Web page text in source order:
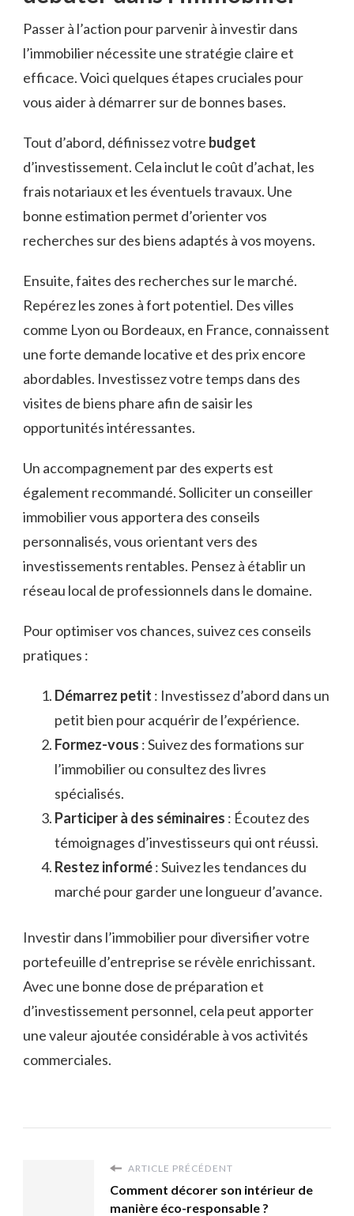
Passer à l’action pour parvenir à investir dans
l’immobilier nécessite une stratégie claire et
efficace. Voici quelques étapes cruciales pour
vous aider à démarrer sur de bonnes bases.
Tout d’abord, définissez votre budget
d’investissement. Cela inclut le coût d’achat, les
frais notariaux et les éventuels travaux. Une
bonne estimation permet d’orienter vos
recherches sur des biens adaptés à vos moyens.
Ensuite, faites des recherches sur le marché.
Repérez les zones à fort potentiel. Des villes
comme Lyon ou Bordeaux, en France, connaissent
une forte demande locative et des prix encore
abordables. Investissez votre temps dans des
visites de biens phare afin de saisir les
opportunités intéressantes.
Un accompagnement par des experts est
également recommandé. Solliciter un conseiller
immobilier vous apportera des conseils
personnalisés, vous orientant vers des
investissements rentables. Pensez à établir un
réseau local de professionnels dans le domaine.
Pour optimiser vos chances, suivez ces conseils
pratiques :
Démarrez petit : Investissez d’abord dans un
petit bien pour acquérir de l’expérience.
Formez-vous : Suivez des formations sur
l’immobilier ou consultez des livres
spécialisés.
Participer à des séminaires : Écoutez des
témoignages d’investisseurs qui ont réussi.
Restez informé: Suivez les tendances du
marché pour garder une longueur d’avance.
Investir dans l’immobilier pour diversifier votre
portefeuille d’entreprise se révèle enrichissant.
Avec une bonne dose de préparation et
d’investissement personnel, cela peut apporter
une valeur ajoutée considérable à vos activités
commerciales.
ARTICLE PRÉCÉDENT
Comment décorer son intérieur de
manière éco-responsable ?